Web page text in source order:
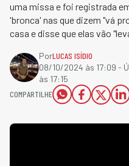
uma missa e foi registrada
'bronca' nas que dizem "vá
casa e disse que elas vão
PorLUCAS ISÍDIO
08/10/2024 às 17:09 -
às 17:15
COMPARTILHE